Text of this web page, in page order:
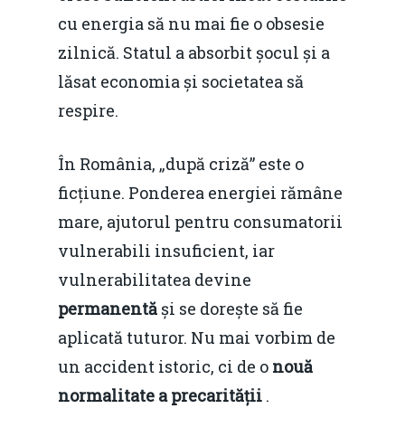
cu energia să nu mai fie o obsesie
zilnică. Statul a absorbit șocul și a
lăsat economia și societatea să
respire.
În România, „după criză” este o
ficțiune. Ponderea energiei rămâne
mare, ajutorul pentru consumatorii
vulnerabili insuficient, iar
vulnerabilitatea devine
permanentă și se dorește să fie
aplicată tuturor. Nu mai vorbim de
un accident istoric, ci de o nouă
normalitate a precarității .
Piaţa gazelor naturale:
predictibilitate,
concurenţă.
IMM
Rolul băncilor în
IMM
Fiscalitate pentru o
Durabilă
Martie 2016
Agribusiness
economie
Politici Europene în
Economie
Piața gazelor naturale:
predictibilitate,
concurență.
Contact
Burse pentru
Daniel Apostol
Email: